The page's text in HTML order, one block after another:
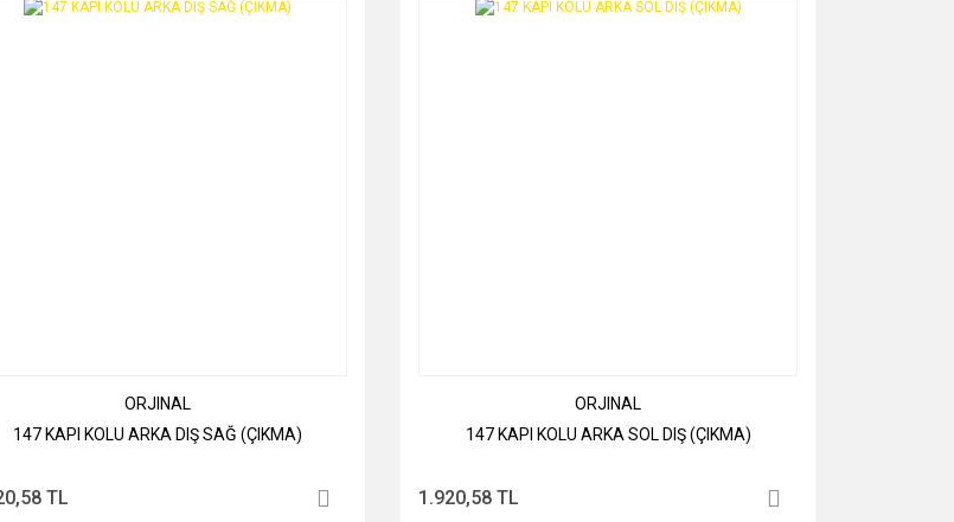
ORJINAL
147 KAPI KOLU ARKA DIŞ SAĞ (ÇIKMA)
TL
ORJINAL
147 KAPI KOLU ARKA SOL DIŞ (ÇIKMA)
1.920,58 TL